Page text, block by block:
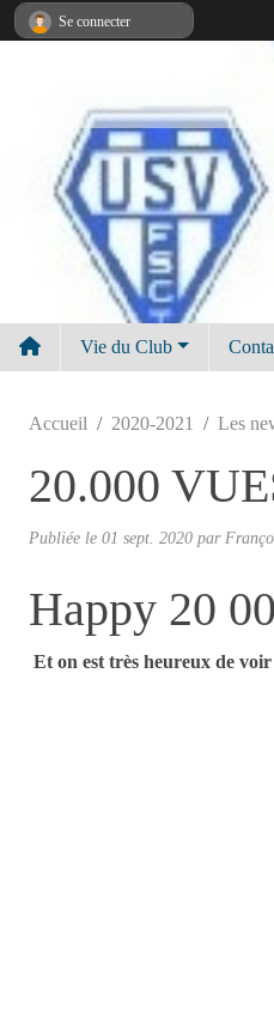
Vie du Club
Accueil 2020-2021 Les
20.000
Publiée le 01 sept. 2020 par
Happy 20
Et on est très heureux de
Se connecter
Panneau de gestion des cookies